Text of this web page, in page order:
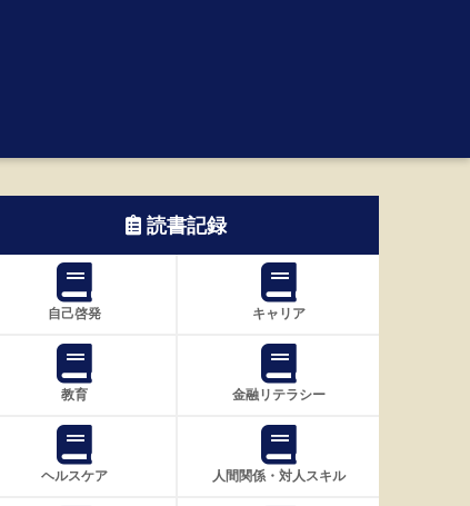
読書記録
自己啓発 キャリア
教育 金融リテラシー
ヘルスケア 人間関係・対人スキル